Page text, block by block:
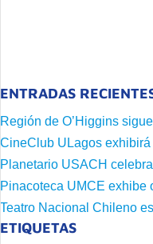
ENTRADAS
Región de O’Higgins
CineClub ULagos
Planetario USACH
Pinacoteca UMCE exhibe
Teatro Nacional Chileno
ETIQUETAS